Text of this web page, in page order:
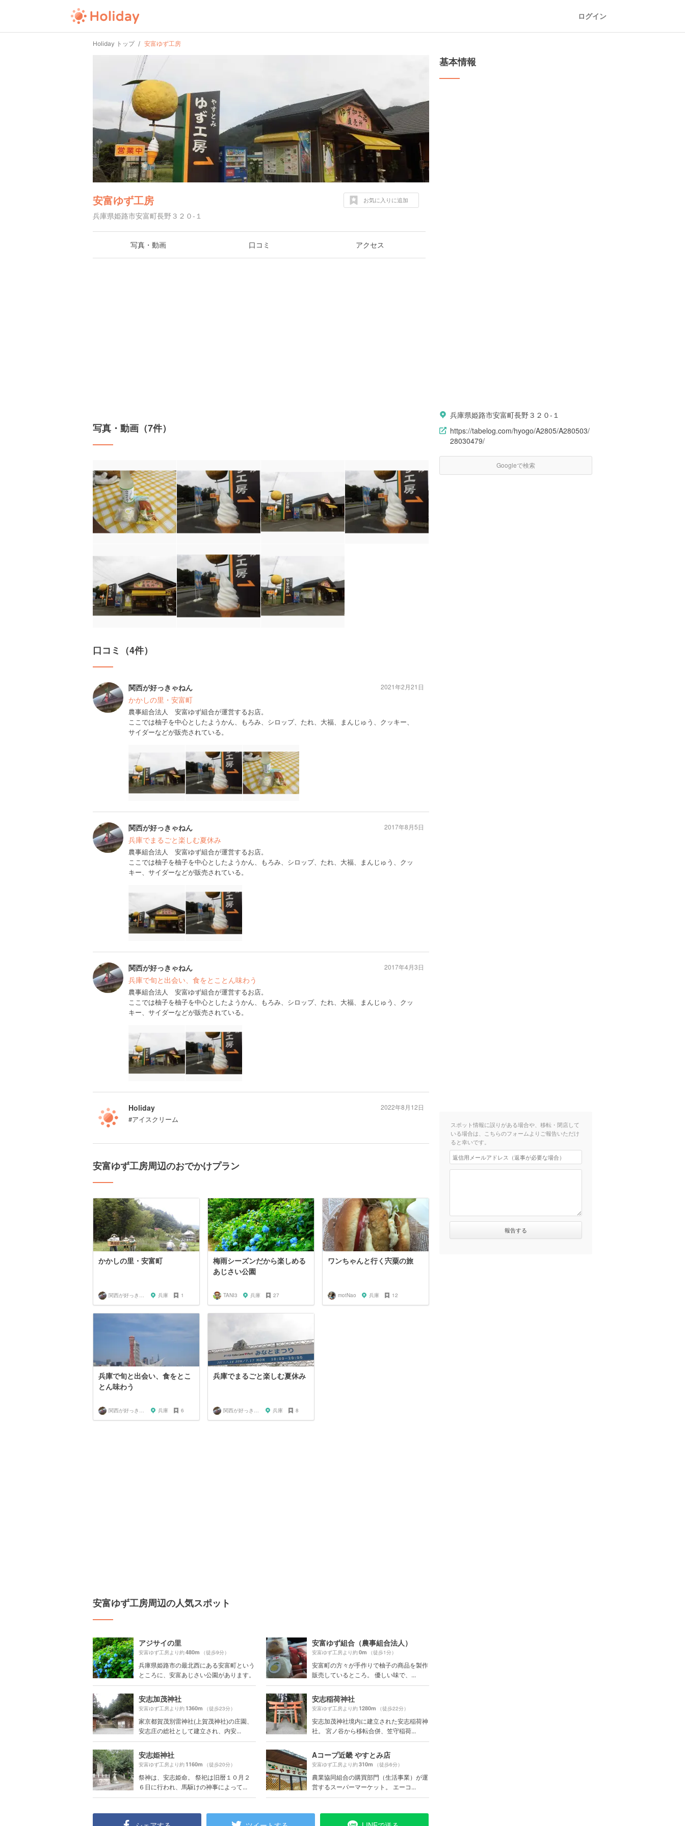
ログイン
Holiday トップ 安富ゆず工房
安富ゆず工房
兵庫県姫路市安富町長野３２０-１
お気に入りに追加
写真・動画 口コミ アクセス
写真・動画（7件）
口コミ（4件）
関西が好っきゃねん
かかしの里・安富町
農事組合法人 安富ゆず組合が運営するお店。
ここでは柚子を中心としたようかん、もろみ、シロップ、たれ、大福、まんじゅう、クッキー、
サイダーなどが販売されている。
2021年2月21日
関西が好っきゃねん
兵庫でまるごと楽しむ夏休み
農事組合法人 安富ゆず組合が運営するお店。
ここでは柚子を柚子を中心としたようかん、もろみ、シロップ、たれ、大福、まんじゅう、クッ
キー、サイダーなどが販売されている。
2017年8月5日
関西が好っきゃねん
兵庫で旬と出会い、食をとことん味わう
農事組合法人 安富ゆず組合が運営するお店。
ここでは柚子を柚子を中心としたようかん、もろみ、シロップ、たれ、大福、まんじゅう、クッ
キー、サイダーなどが販売されている。
2017年4月3日
Holiday
#アイスクリーム
2022年8月12日
安富ゆず工房周辺のおでかけプラン
かかしの里・安富町
関西が好っきゃねん 兵庫 1
梅雨シーズンだから楽しめる
あじさい公園
TANI3 兵庫 27
ワンちゃんと行く宍粟の旅
motNao 兵庫 12
兵庫で旬と出会い、食をとこ
とん味わう
関西が好っきゃねん 兵庫 6
兵庫でまるごと楽しむ夏休み
関西が好っきゃねん 兵庫 8
安富ゆず工房周辺の人気スポット
アジサイの里
安富ゆず工房より約480m （徒歩9分）
兵庫県姫路市の最北西にある安富町という
ところに、安富あじさい公園があります。
安富ゆず組合（農事組合法人）
安富ゆず工房より約0m （徒歩1分）
安富町の方々が手作りで柚子の商品を製作
販売しているところ。 優しい味で、...
安志加茂神社
安富ゆず工房より約1360m （徒歩23分）
家京都賀茂別雷神社(上賀茂神社)の庄園、
安志庄の総社として建立され、内安...
安志稲荷神社
安富ゆず工房より約1280m （徒歩22分）
安志加茂神社境内に建立された安志稲荷神
社。 宮ノ谷から移転合併、笠守稲荷...
安志姫神社
安富ゆず工房より約1160m （徒歩20分）
祭神は、安志姫命。 祭祀は旧暦１０月２
６日に行われ、馬駆けの神事によって...
Aコープ近畿 やすとみ店
安富ゆず工房より約310m （徒歩6分）
農業協同組合の購買部門（生活事業）が運
営するスーパーマーケット。 エーコ...
基本情報
兵庫県姫路市安富町長野３２０-１
https://tabelog.com/hyogo/A2805/A280503/
28030479/
Googleで検索
スポット情報に誤りがある場合や、移転・閉店して
いる場合は、こちらのフォームよりご報告いただけ
ると幸いです。